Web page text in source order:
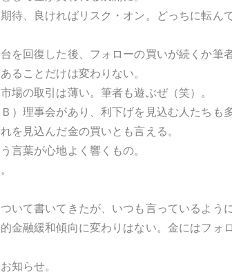
待、良ければリスク・オン。どっちに転ん
を回復した後、フォローの買いが続くか
ることだけは変わりない。
場の取引は薄い。筆者も遊ぶぜ（笑）。
）理事会があり、利下げを見込む人たち
を見込んだ金の買いとも言える。
言葉が心地よく響くもの。
いて書いてきたが、いつも言っているよ
金融緩和傾向に変わりはない。金にはフォ
知らせ。